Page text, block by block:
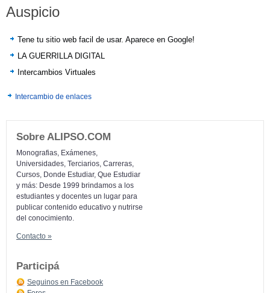
Auspicio
Tene tu sitio web facil de usar. Aparece en Google!
LA GUERRILLA DIGITAL
Intercambios Virtuales
Intercambio de enlaces
Sobre ALIPSO.COM
Monografias, Exámenes,
Universidades, Terciarios, Carreras,
Cursos, Donde Estudiar, Que Estudiar
y más: Desde 1999 brindamos a los
estudiantes y docentes un lugar para
publicar contenido educativo y nutrirse
del conocimiento.
Contacto »
Participá
Seguinos en Facebook